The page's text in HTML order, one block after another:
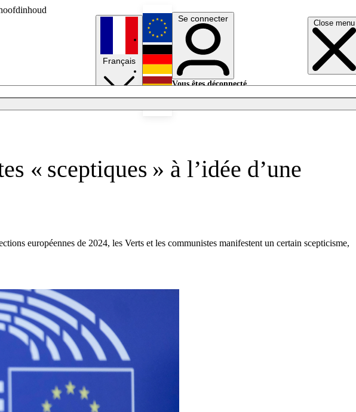
Close menu
Français
English
Deutsch
Se connecter
Vous êtes déconnecté.
« sceptiques » à l’idée d’une
européennes de 2024, les Verts et les communistes manifestent un certain scepticisme,